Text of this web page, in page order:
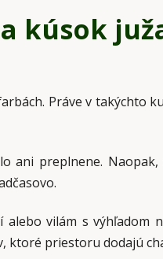
kúsok
Práve v takýchto
ani preplnene.
vilám s výhľadom
ktoré priestoru dodajú